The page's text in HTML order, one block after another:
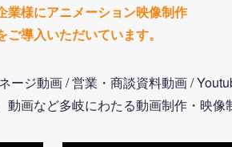
業様にアニメーション映像制作
ご導入いただいています。
ージ動画 / 営業・商談資料動画 /
画など多岐にわたる動画制作・映